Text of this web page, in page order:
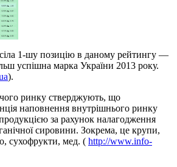
1-шу позицію в даному рейтингу —
успішна марка України 2013 року.
).
ринку стверджують, що
наповнення внутрішнього ринку
за рахунок налагодження
сировини. Зокрема, це крупи,
сухофрукти, мед. ( http://www.info-